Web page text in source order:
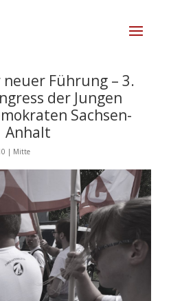
neuer Führung – 3.
der Jungen
Sachsen-
Anhalt
| Mitte